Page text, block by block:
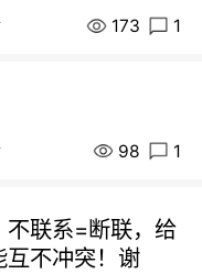
173 1
98 1
联系=断联，给
不冲突！谢